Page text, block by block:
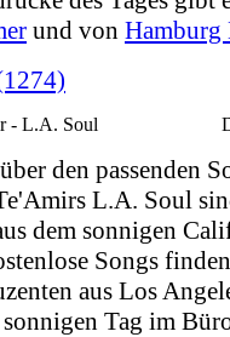
und von
- L.A. Soul
den passenden
L.A. Soul
dem sonnigen
Songs
aus Los
Tag im